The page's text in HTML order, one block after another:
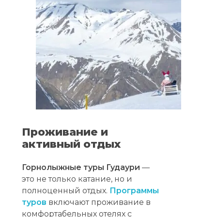
Проживание и
активный отдых
Горнолыжные туры Гудаури —
это не только катание, но и
полноценный отдых. Программы
туров включают проживание в
комфортабельных отелях с